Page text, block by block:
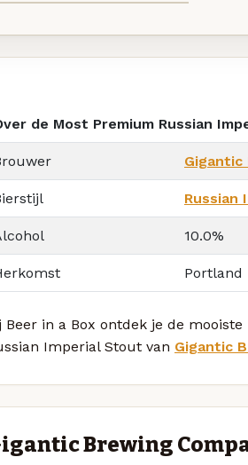
de Most Premium Russian
Gigantic
Russian
10.0%
Portland
Beer in a Box ontdek je de
Imperial Stout van Gigantic
Brewing